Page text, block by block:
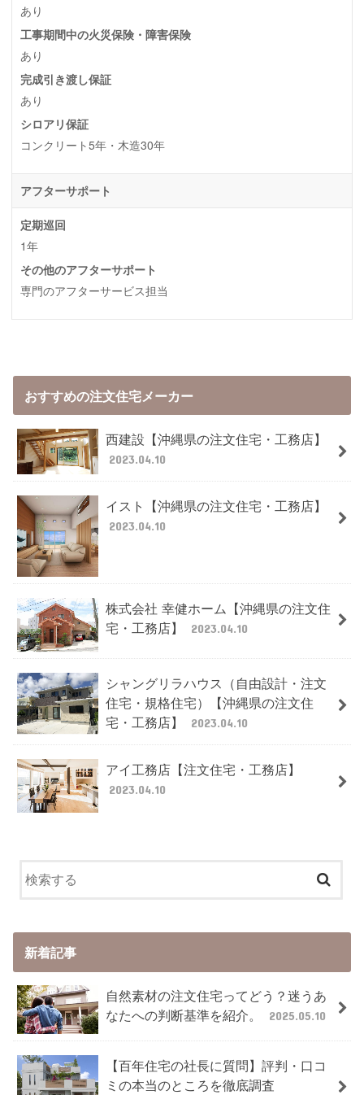
あり
工事期間中の火災保険・障害保険
あり
完成引き渡し保証
あり
シロアリ保証
コンクリート5年・木造30年
アフターサポート
定期巡回
1年
その他のアフターサポート
専門のアフターサービス担当
おすすめの注文住宅メーカー
西建設【沖縄県の注文住宅・工務店】
2023.04.10
イスト【沖縄県の注文住宅・工務店】
2023.04.10
株式会社 幸健ホーム【沖縄県の注文住
宅・工務店】
2023.04.10
シャングリラハウス（自由設計・注文
住宅・規格住宅）【沖縄県の注文住
宅・工務店】
2023.04.10
アイ工務店【注文住宅・工務店】
2023.04.10
新着記事
自然素材の注文住宅ってどう？迷うあ
なたへの判断基準を紹介。
2025.05.10
【百年住宅の社長に質問】評判・口コ
ミの本当のところを徹底調査